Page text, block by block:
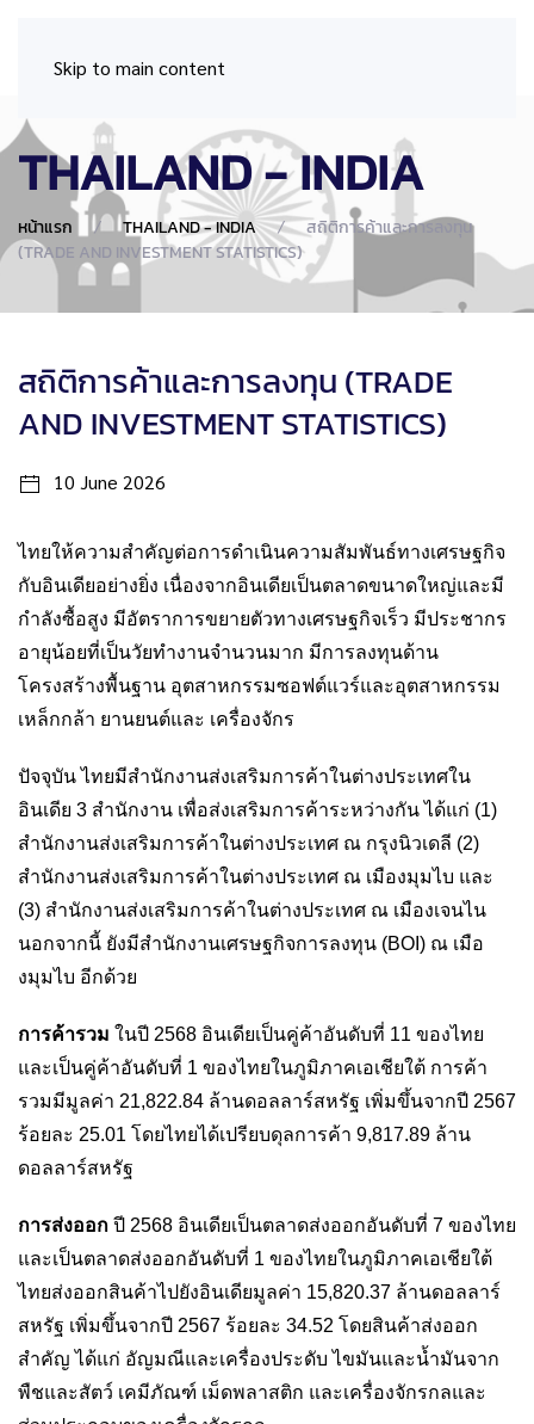
Skip to main content
THAILAND - INDIA
หน้าแรก THAILAND - INDIA
สถิติการค้าและการลงทุน
(TRADE AND INVESTMENT STATISTICS)
สถิติการค้าและการลงทุน (TRADE
AND INVESTMENT STATISTICS)
10 June 2026
ไทยให้ความสำคัญต่อการดำเนินความสัมพันธ์ทางเศรษฐกิจ
กับอินเดียอย่างยิ่ง เนื่องจากอินเดียเป็นตลาดขนาดใหญ่และมี
กำลังซื้อสูง มีอัตราการขยายตัวทางเศรษฐกิจเร็ว มีประชากร
อายุน้อยที่เป็นวัยทำงานจำนวนมาก มีการลงทุนด้าน
โครงสร้างพื้นฐาน อุตสาหกรรมซอฟต์แวร์และอุตสาหกรรม
เหล็กกล้า ยานยนต์และ เครื่องจักร
ปัจจุบัน ไทยมีสำนักงานส่งเสริมการค้าในต่างประเทศใน
อินเดีย 3 สำนักงาน เพื่อส่งเสริมการค้าระหว่างกัน ได้แก่ (1)
สำนักงานส่งเสริมการค้าในต่างประเทศ ณ กรุงนิวเดลี (2)
สำนักงานส่งเสริมการค้าในต่างประเทศ ณ เมืองมุมไบ และ
(3) สำนักงานส่งเสริมการค้าในต่างประเทศ ณ เมืองเจนไน
นอกจากนี้ ยังมีสำนักงานเศรษฐกิจการลงทุน (BOI) ณ เมือ
งมุมไบ อีกด้วย
การค้ารวม ในปี 2568 อินเดียเป็นคู่ค้าอันดับที่ 11 ของไทย
และเป็นคู่ค้าอันดับที่ 1 ของไทยในภูมิภาคเอเชียใต้ การค้า
รวมมีมูลค่า 21,822.84 ล้านดอลลาร์สหรัฐ เพิ่มขึ้นจากปี 2567
ร้อยละ 25.01 โดยไทยได้เปรียบดุลการค้า 9,817.89 ล้าน
ดอลลาร์สหรัฐ
การส่งออก ปี 2568 อินเดียเป็นตลาดส่งออกอันดับที่ 7 ของไทย
และเป็นตลาดส่งออกอันดับที่ 1 ของไทยในภูมิภาคเอเชียใต้
ไทยส่งออกสินค้าไปยังอินเดียมูลค่า 15,820.37 ล้านดอลลาร์
สหรัฐ เพิ่มขึ้นจากปี 2567 ร้อยละ 34.52 โดยสินค้าส่งออก
สำคัญ ได้แก่ อัญมณีและเครื่องประดับ ไขมันและน้ำมันจาก
พืชและสัตว์ เคมีภัณฑ์ เม็ดพลาสติก และเครื่องจักรกลและ